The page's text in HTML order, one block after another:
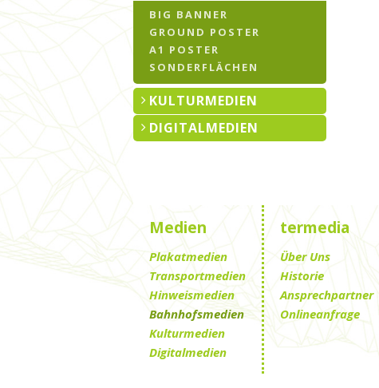
BIG BANNER
GROUND POSTER
A1 POSTER
SONDERFLÄCHEN
KULTURMEDIEN
DIGITALMEDIEN
Medien
Plakatmedien
Transportmedien
Hinweismedien
Bahnhofsmedien
Kulturmedien
Digitalmedien
termedia
Über Uns
Historie
Ansprechpartner
Onlineanfrage